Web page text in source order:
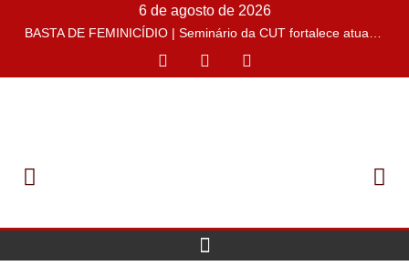
6 de agosto de 2026